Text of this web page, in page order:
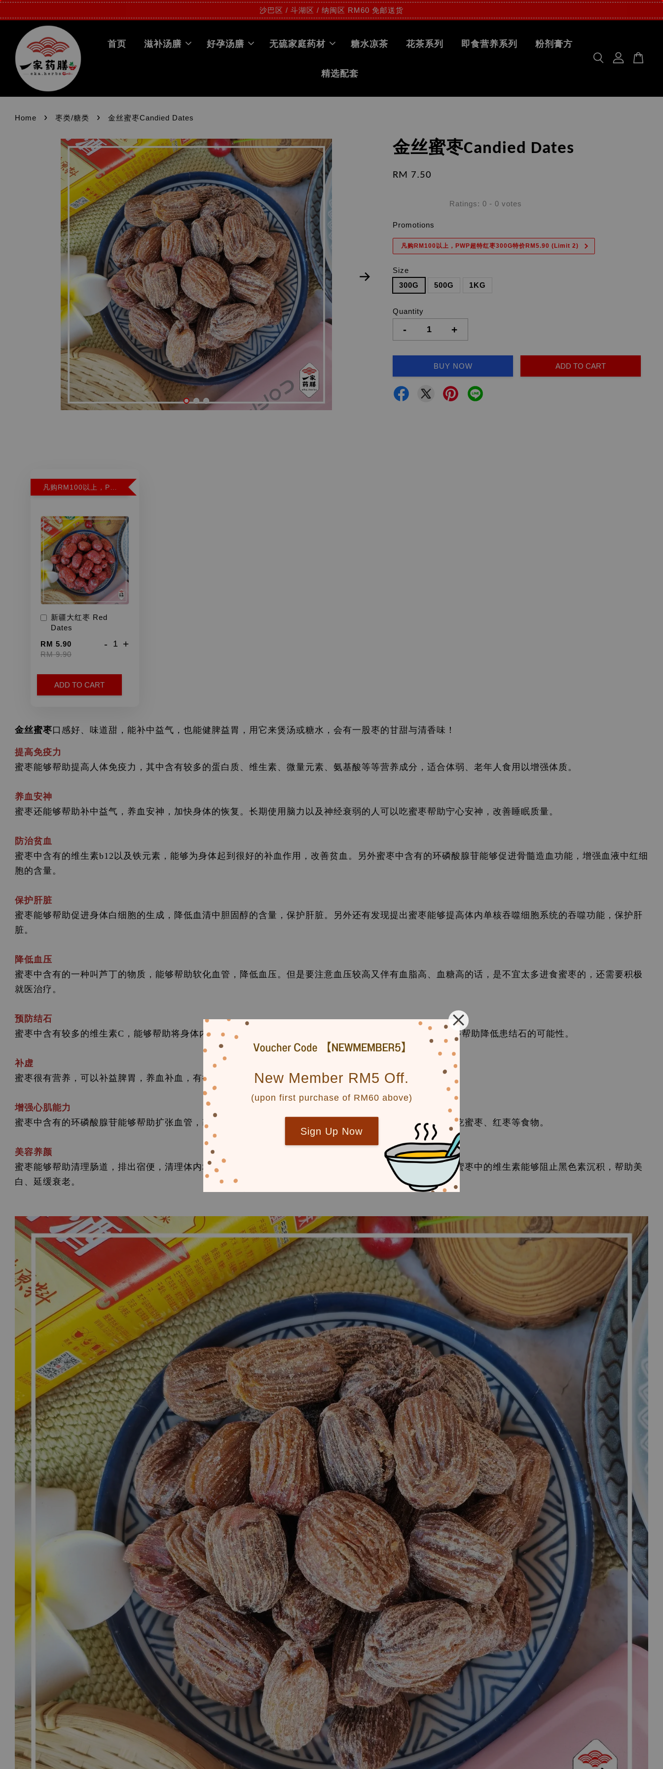
沙巴区 / 斗湖区 / 纳闽区 RM60 免邮送货
New Member RM5 Off.
(upon first purchase of RM60 above)
Sign Up Now
首页 滋补汤膳 好孕汤膳 无硫家庭药材 糖水凉茶 花茶系列 即食营养系列 粉剂膏方
精选配套
Home › 枣类/糖类 › 金丝蜜枣Candied Dates
金丝蜜枣Candied Dates
RM 7.50
Ratings:0 -0 votes
Promotions
凡购RM100以上，PWP超特红枣300G特价RM5.90 (Limit 2)
Size
300G
500G 1KG
Quantity
- +
BUY NOW ADD TO CART
新疆大红枣 Red
Dates
RM 5.90
RM 9.90
- +
ADD TO CART
金丝蜜枣口感好、味道甜，能补中益气，也能健脾益胃，用它来煲汤或糖水，会有一股枣的甘甜与清香味！
提高免疫力
蜜枣能够帮助提高人体免疫力，其中含有较多的蛋白质、维生素、微量元素、氨基酸等等营养成分，适合体弱、老年人食用以增强体质。
养血安神
蜜枣还能够帮助补中益气，养血安神，加快身体的恢复。长期使用脑力以及神经衰弱的人可以吃蜜枣帮助宁心安神，改善睡眠质量。
防治贫血
蜜枣中含有的维生素b12以及铁元素，能够为身体起到很好的补血作用，改善贫血。另外蜜枣中含有的环磷酸腺苷能够促进骨髓造血功能，增强血液中红细
胞的含量。
保护肝脏
蜜枣能够帮助促进身体白细胞的生成，降低血清中胆固醇的含量，保护肝脏。另外还有发现提出蜜枣能够提高体内单核吞噬细胞系统的吞噬功能，保护肝
脏。
降低血压
蜜枣中含有的一种叫芦丁的物质，能够帮助软化血管，降低血压。但是要注意血压较高又伴有血脂高、血糖高的话，是不宜太多进食蜜枣的，还需要积极
就医治疗。
预防结石
蜜枣中含有较多的维生素C，能够帮助将身体内多余的胆固醇转变成胆汁酸，体内的胆固醇减少了之后，能够帮助降低患结石的可能性。
补虚
蜜枣很有营养，可以补益脾胃，养血补血，有很好的补虚作用，对于病后体虚的人有很好的滋补作用。
增强心肌能力
蜜枣中含有的环磷酸腺苷能够帮助扩张血管，改善心肌营养，增强心肌能力。如果是患有心血管疾病可以多吃蜜枣、红枣等食物。
美容养颜
蜜枣能够帮助清理肠道，排出宿便，清理体内堆积的毒素，维持身体新陈代谢功能的正常，排毒养颜的同时蜜枣中的维生素能够阻止黑色素沉积，帮助美
白、延缓衰老。